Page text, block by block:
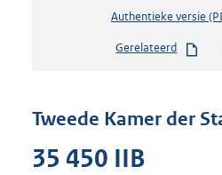
Authentieke versie
Gerelateerd
Tweede Kamer der
35 450 IIB